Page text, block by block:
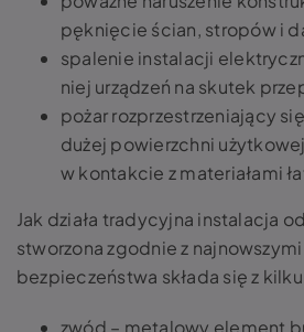
pęknięcie ścian, stropów i
spalenie instalacji
niej urządzeń na skutek
pożar rozprzestrzeniający
dużej powierzchni
w kontakcie z materiałami
Jak działa tradycyjna instalacja
stworzona zgodnie z
bezpieczeństwa składa się z
zwód – metalowy element